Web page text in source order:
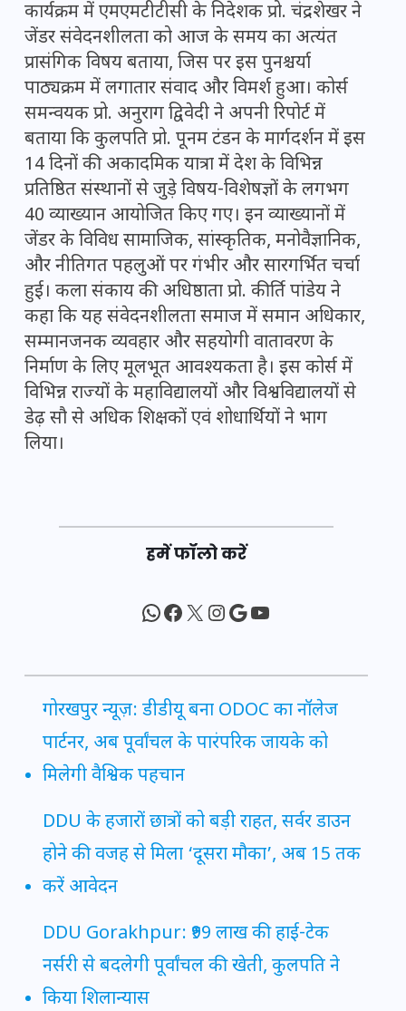
कार्यक्रम में एमएमटीटीसी के निदेशक प्रो. चंद्रशेखर ने
जेंडर संवेदनशीलता को आज के समय का अत्यंत
प्रासंगिक विषय बताया, जिस पर इस पुनश्चर्या
पाठ्यक्रम में लगातार संवाद और विमर्श हुआ। कोर्स
समन्वयक प्रो. अनुराग द्विवेदी ने अपनी रिपोर्ट में
बताया कि कुलपति प्रो. पूनम टंडन के मार्गदर्शन में इस
14 दिनों की अकादमिक यात्रा में देश के विभिन्न
प्रतिष्ठित संस्थानों से जुड़े विषय-विशेषज्ञों के लगभग
40 व्याख्यान आयोजित किए गए। इन व्याख्यानों में
जेंडर के विविध सामाजिक, सांस्कृतिक, मनोवैज्ञानिक,
और नीतिगत पहलुओं पर गंभीर और सारगर्भित चर्चा
हुई। कला संकाय की अधिष्ठाता प्रो. कीर्ति पांडेय ने
कहा कि यह संवेदनशीलता समाज में समान अधिकार,
सम्मानजनक व्यवहार और सहयोगी वातावरण के
निर्माण के लिए मूलभूत आवश्यकता है। इस कोर्स में
विभिन्न राज्यों के महाविद्यालयों और विश्वविद्यालयों से
डेढ़ सौ से अधिक शिक्षकों एवं शोधार्थियों ने भाग
लिया।
हमें फॉलो करें
WhatsApp
Facebook
X Instagram
Google
YouTube
गोरखपुर न्यूज़: डीडीयू बना ODOC का नॉलेज
पार्टनर, अब पूर्वांचल के पारंपरिक जायके को
मिलेगी वैश्विक पहचान
DDU के हजारों छात्रों को बड़ी राहत, सर्वर डाउन
होने की वजह से मिला ‘दूसरा मौका’, अब 15 तक
करें आवेदन
DDU Gorakhpur: ₹99 लाख की हाई-टेक
नर्सरी से बदलेगी पूर्वांचल की खेती, कुलपति ने
किया शिलान्यास